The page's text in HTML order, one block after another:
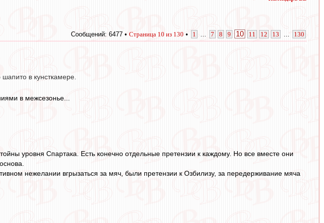
Сообщений: 6477 • Страница 10 из 130 • 1 7 8 9 10 11 12 13 130
в кунсткамере.
в межсезонье...
уровня Спартака. Есть конечно отдельные претензии к каждому. Но все вместе они
нежелании вгрызаться за мяч, были претензии к Озбилизу, за передерживание мяча